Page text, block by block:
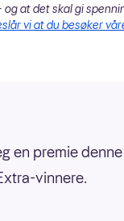
at det skal gi
vi at du besøker
en premie denne
vinnere.